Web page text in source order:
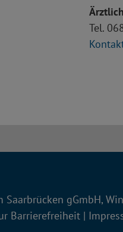
Tel.
Saarbrücken gGmbH,
Barrierefreiheit |